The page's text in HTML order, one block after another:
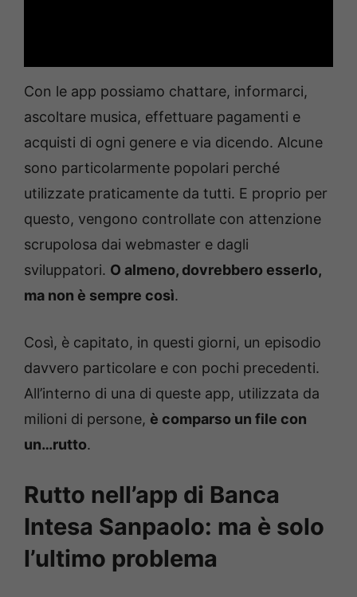
Con le app possiamo chattare, informarci,
ascoltare musica, effettuare pagamenti e
acquisti di ogni genere e via dicendo. Alcune
sono particolarmente popolari perché
utilizzate praticamente da tutti. E proprio per
questo, vengono controllate con attenzione
scrupolosa dai webmaster e dagli
sviluppatori. O almeno, dovrebbero esserlo,
ma non è sempre così.
Così, è capitato, in questi giorni, un episodio
davvero particolare e con pochi precedenti.
All’interno di una di queste app, utilizzata da
milioni di persone, è comparso un file con
un…rutto.
Rutto nell’app di Banca
Intesa Sanpaolo: ma è solo
l’ultimo problema